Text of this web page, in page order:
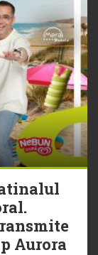
Aurora